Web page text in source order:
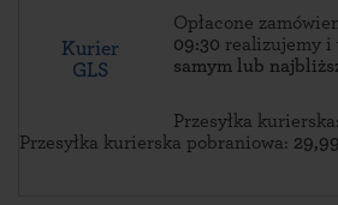
Kurier
GLS
Opłacone
09:30 realizujemy i
samym lub
Przesyłka kurierska:
Przesyłka kurierska pobraniowa: